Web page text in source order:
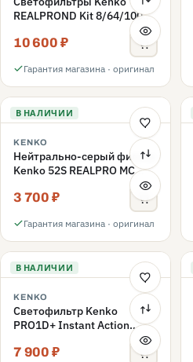
REALPROND Kit 8/64/1000
10 600 ₽
Гарантия магазина · оригинал
В НАЛИЧИИ
KENKO
Нейтрально-серый фильтр
Kenko 52S REALPRO MC
3 700 ₽
Гарантия магазина · оригинал
В НАЛИЧИИ
KENKO
Светофильтр Kenko
PRO1D+ Instant Action
Variable NDX3-450+C-PL
переменной плотности
7 900 ₽